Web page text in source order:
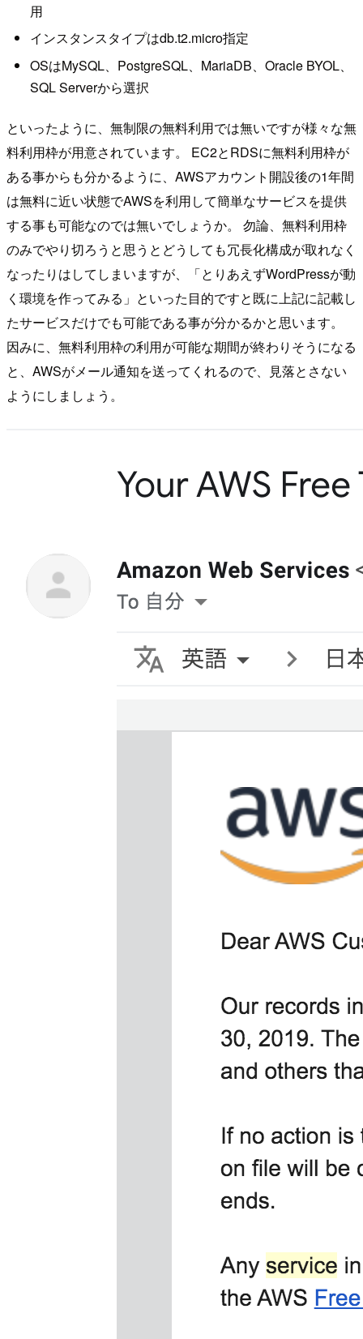
用
インスタンスタイプはdb.t2.micro指定
OSはMySQL、PostgreSQL、MariaDB、Oracle BYOL、
SQL Serverから選択
といったように、無制限の無料利用では無いですが様々な無
料利用枠が用意されています。 EC2とRDSに無料利用枠が
ある事からも分かるように、AWSアカウント開設後の1年間
は無料に近い状態でAWSを利用して簡単なサービスを提供
する事も可能なのでは無いでしょうか。 勿論、無料利用枠
のみでやり切ろうと思うとどうしても冗長化構成が取れなく
なったりはしてしまいますが、「とりあえずWordPressが動
く環境を作ってみる」といった目的ですと既に上記に記載し
たサービスだけでも可能である事が分かるかと思います。
因みに、無料利用枠の利用が可能な期間が終わりそうになる
と、AWSがメール通知を送ってくれるので、見落とさない
ようにしましょう。